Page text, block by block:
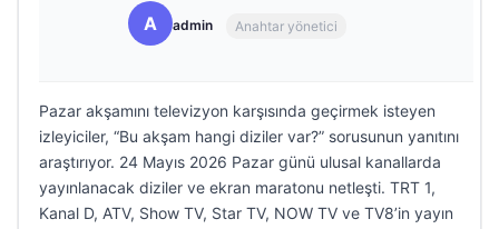
A admin Anahtar yönetici
Pazar akşamını televizyon karşısında geçirmek isteyen
izleyiciler, “Bu akşam hangi diziler var?” sorusunun yanıtını
araştırıyor. 24 Mayıs 2026 Pazar günü ulusal kanallarda
yayınlanacak diziler ve ekran maratonu netleşti. TRT 1,
Kanal D, ATV, Show TV, Star TV, NOW TV ve TV8’in yayın